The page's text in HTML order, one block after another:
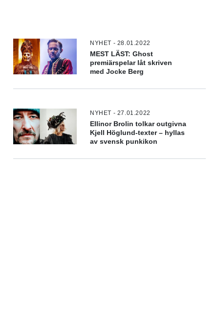
NYHET - 28.01.2022
MEST LÄST: Ghost
premiärspelar låt skriven
med Jocke Berg
NYHET - 27.01.2022
Ellinor Brolin tolkar outgivna
Kjell Höglund-texter – hyllas
av svensk punkikon